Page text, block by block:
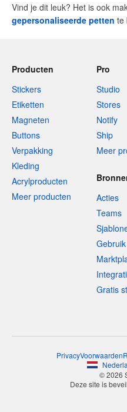
Vind je dit leuk? Het is ook
gepersonaliseerde petten te
Producten
Stickers
Etiketten
Magneten
Buttons
Verpakking
Kleding
Acrylproducten
Meer producten
Pro
Studio
Stores
Notify
Ship
Meer
Acties
Teams
Gebruik
Gratis
PrivacyVoorwaarden
© 2026
Deze site is